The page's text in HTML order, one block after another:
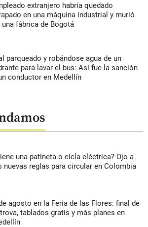
extranjero habría quedado
en una máquina industrial y murió
una fábrica de Bogotá
parqueado y robándose agua de un
para lavar el bus: Así fue la sanción
conductor en Medellín
una patineta o cicla eléctrica? Ojo a
nuevas reglas para circular en Colombia
agosto en la Feria de las Flores: final de
trova, tablados gratis y más planes en